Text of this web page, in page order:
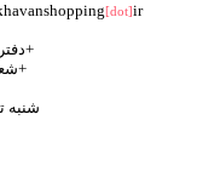
[dot]ir
دفتر مرکزی : 46090291 21 98+
شعبه غرب : 46092138 21 98+
شنبه تا